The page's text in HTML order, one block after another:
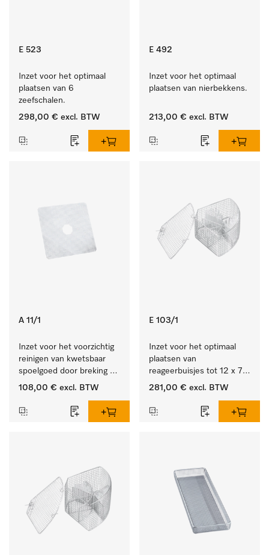
E 523
Inzet voor het optimaal
plaatsen van 6
zeefschalen.
298,00 € excl. BTW
E 492
Inzet voor het optimaal
plaatsen van nierbekkens.
213,00 € excl. BTW
A 11/1
Inzet voor het voorzichtig
reinigen van kwetsbaar
spoelgoed door breking
sproeistraal.
108,00 € excl. BTW
E 103/1
Inzet voor het optimaal
plaatsen van
reageerbuisjes tot 12 x 75
mm.
281,00 € excl. BTW